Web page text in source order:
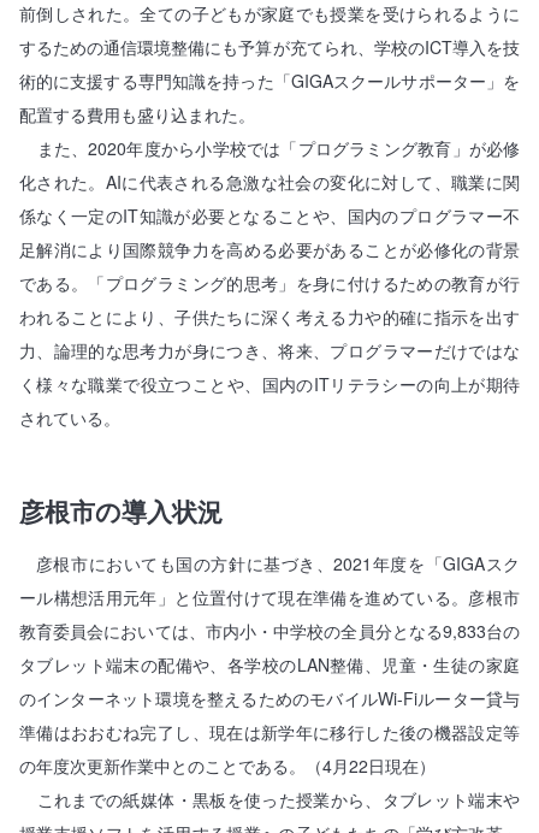
前倒しされた。全ての子どもが家庭でも授業を受けられるように
するための通信環境整備にも予算が充てられ、学校のICT導入を技
術的に支援する専門知識を持った「GIGAスクールサポーター」を
配置する費用も盛り込まれた。
また、2020年度から小学校では「プログラミング教育」が必修
化された。AIに代表される急激な社会の変化に対して、職業に関
係なく一定のIT知識が必要となることや、国内のプログラマー不
足解消により国際競争力を高める必要があることが必修化の背景
である。「プログラミング的思考」を身に付けるための教育が行
われることにより、子供たちに深く考える力や的確に指示を出す
力、論理的な思考力が身につき、将来、プログラマーだけではな
く様々な職業で役立つことや、国内のITリテラシーの向上が期待
されている。
彦根市の導入状況
彦根市においても国の方針に基づき、2021年度を「GIGAスク
ール構想活用元年」と位置付けて現在準備を進めている。彦根市
教育委員会においては、市内小・中学校の全員分となる9,833台の
タブレット端末の配備や、各学校のLAN整備、児童・生徒の家庭
のインターネット環境を整えるためのモバイルWi-Fiルーター貸与
準備はおおむね完了し、現在は新学年に移行した後の機器設定等
の年度次更新作業中とのことである。（4月22日現在）
これまでの紙媒体・黒板を使った授業から、タブレット端末や